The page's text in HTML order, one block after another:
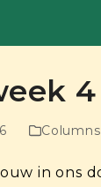
Columns
in ons